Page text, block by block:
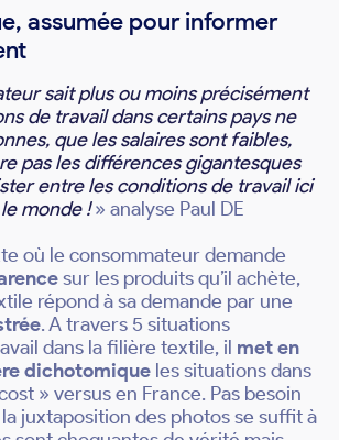
assumée pour informer
sait plus ou moins précisément
de travail dans certains pays ne
que les salaires sont faibles,
pas les différences gigantesques
entre les conditions de travail ici
monde !» analyse Paul DE
où le consommateur demande
sur les produits qu’il achète,
répond à sa demande par une
. A travers 5 situations
dans la filière textile, il met en
dichotomique les situations dans
» versus en France. Pas besoin
juxtaposition des photos se suffit à